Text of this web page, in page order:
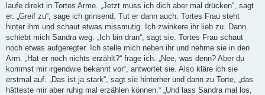
laufe direkt in Tortes Arme. „Jetzt muss ich dich aber mal drücken“, sagt
er. „Greif zu“, sage ich grinsend. Tut er dann auch. Tortes Frau steht
hinter ihm und schaut etwas missmutig. Ich zwinkere ihr lieb zu. Dann
schiebt mich Sandra weg. „Ich bin dran“, sagt sie. Tortes Frau schaut
noch etwas aufgeregter. Ich stelle mich neben ihr und nehme sie in den
Arm. „Hat er noch nichts erzählt?“ frage ich. „Nee, was denn? Aber du
kommst mir irgendwie bekannt vor“, antwortet sie. Also kläre ich sie
erstmal auf. „Das ist ja stark“, sagt sie hinterher und dann zu Torte, „das
hätteste mir aber ruhig mal erzählen können.“ „Und lass Sandra mal los,